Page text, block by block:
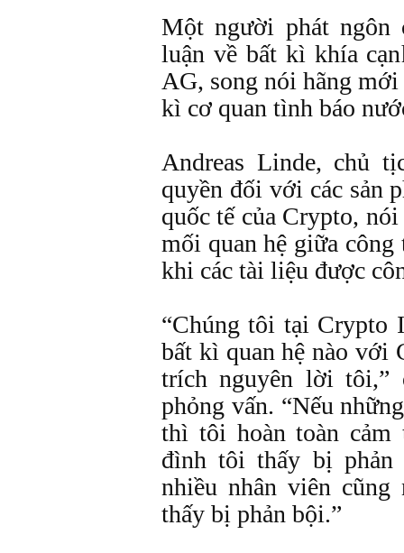
Một người phát ngôn
luận về bất kì khía
AG, song nói hãng
kì cơ quan tình báo
Andreas Linde, chủ
quyền đối với các sản
quốc tế của Crypto,
mối quan hệ giữa
khi các tài liệu được
“Chúng tôi tại Crypto
bất kì quan hệ nào với
trích nguyên lời tôi,”
phỏng vấn. “Nếu
thì tôi hoàn toàn
đình tôi thấy bị
nhiều nhân viên cũng
thấy bị phản bội.”